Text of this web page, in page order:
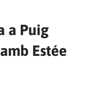
a Puig
Estée